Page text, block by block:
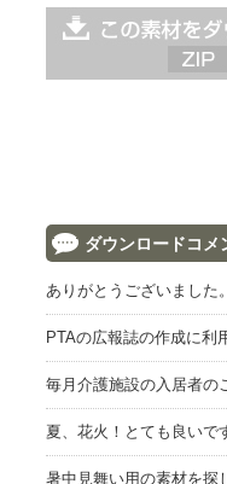
ダウンロードコメ
ありがとうございました
PTAの広報誌の作成に利
毎月介護施設の入居者の
夏、花火！とても良いで
暑中見舞い用の素材を探